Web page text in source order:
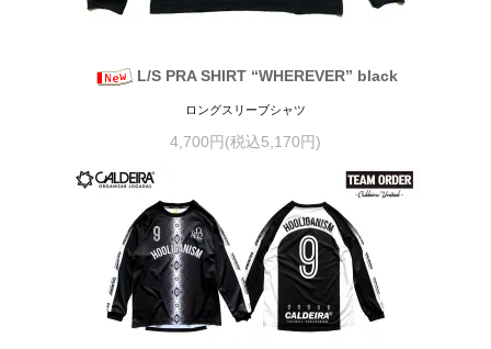
L/S PRA SHIRT “WHEREVER” black
ロングスリーブシャツ
4,700円(税込5,170円)